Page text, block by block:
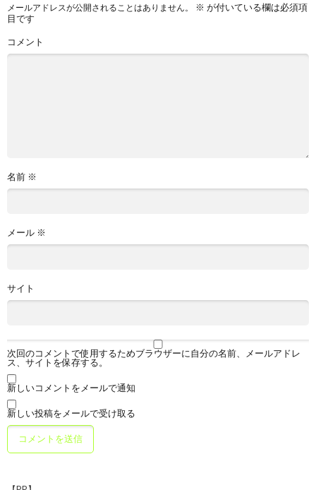
メールアドレスが公開されることはありません。 ※ が付いている欄は必須項
目です
コメント
名前 ※
メール ※
サイト
次回のコメントで使用するためブラウザーに自分の名前、メールアドレ
ス、サイトを保存する。
新しいコメントをメールで通知
新しい投稿をメールで受け取る